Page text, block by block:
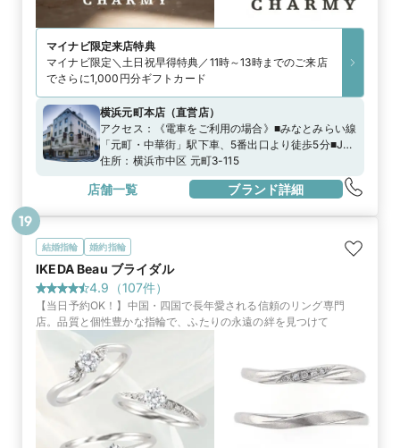
マイナビ限定来店特典
マイナビ限定＼土日祝早得特典／11時～13時までのご来店
でさらに1,000円分ギフトカード
横浜元町本店 （直営店）
アクセス：
《電車をご利用の場合》■みなとみらい線
「元町・中華街」駅下車、5番出口より徒歩5分■JR
京浜東北線「石川町（元町・中華街）」駅下車、元
町口（南口）より徒歩8分《お車をご利用の場合》お
車でお越しの際は、元町SS会発行の駐車券をご利用
https://www.motomachi.or.jp/access/
住所： 横浜市中区 元町3-115
店舗一覧 ブランド詳細
結婚指輪 婚約指輪
IKEDA Beau ブライダル
4.9 （107件）
【当日予約OK！】中国・四国で長年愛される信頼のリング専門
店。品質と個性豊かな指輪で、ふたりの永遠の絆を見つけて
19